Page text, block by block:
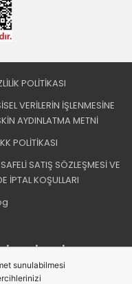
POLİTİKASI
VERİLERİN İŞLENMESİNE
AYDINLATMA METNİ
POLİTİKASI
SATIŞ SÖZLEŞMESİ VE
İPTAL KOŞULLARI
TAKIP EDIN
sunulabilmesi